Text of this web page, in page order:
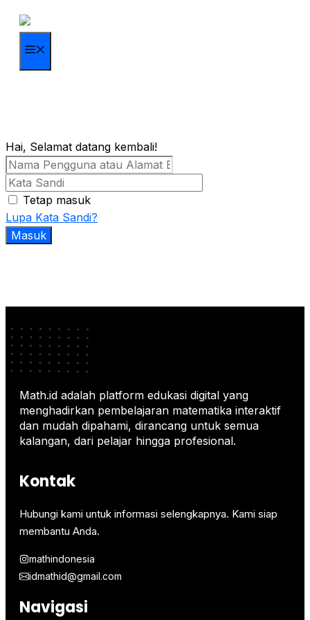
Langsung
Hai, Selamat datang kembali!
Tetap masuk
Lupa Kata Sandi?
Masuk
Math.id adalah platform edukasi digital yang
menghadirkan pembelajaran matematika interaktif
dan mudah dipahami, dirancang untuk semua
kalangan, dari pelajar hingga profesional.
Kontak
Hubungi kami untuk informasi selengkapnya. Kami siap
membantu Anda.
mathindonesia
idmathid@gmail.com
Navigasi